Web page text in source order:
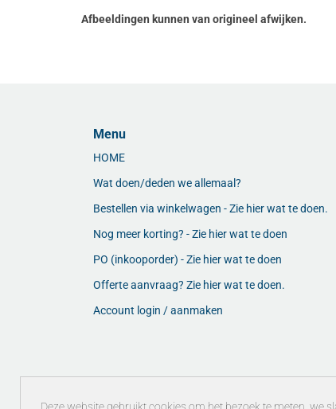
Afbeeldingen kunnen van origineel afwijken.
Menu
HOME
Wat doen/deden we allemaal?
Bestellen via winkelwagen - Zie hier wat te doen.
Nog meer korting? - Zie hier wat te doen
PO (inkooporder) - Zie hier wat te doen
Offerte aanvraag? Zie hier wat te doen.
Account login / aanmaken